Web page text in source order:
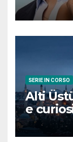
SERIE IN CORSO
Alti
e
turca